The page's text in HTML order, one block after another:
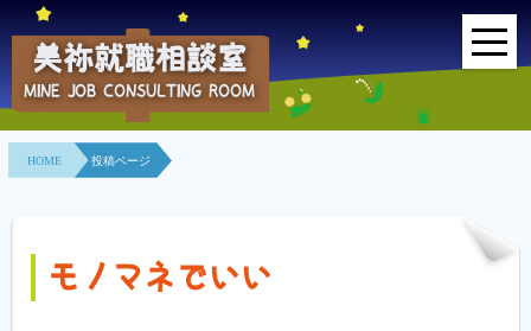
HOME
事業所紹介
相談室とは？
美祢就職相談室
MINE JOB CONSULTING ROOM
HOME 投稿ページ
モノマネでいい